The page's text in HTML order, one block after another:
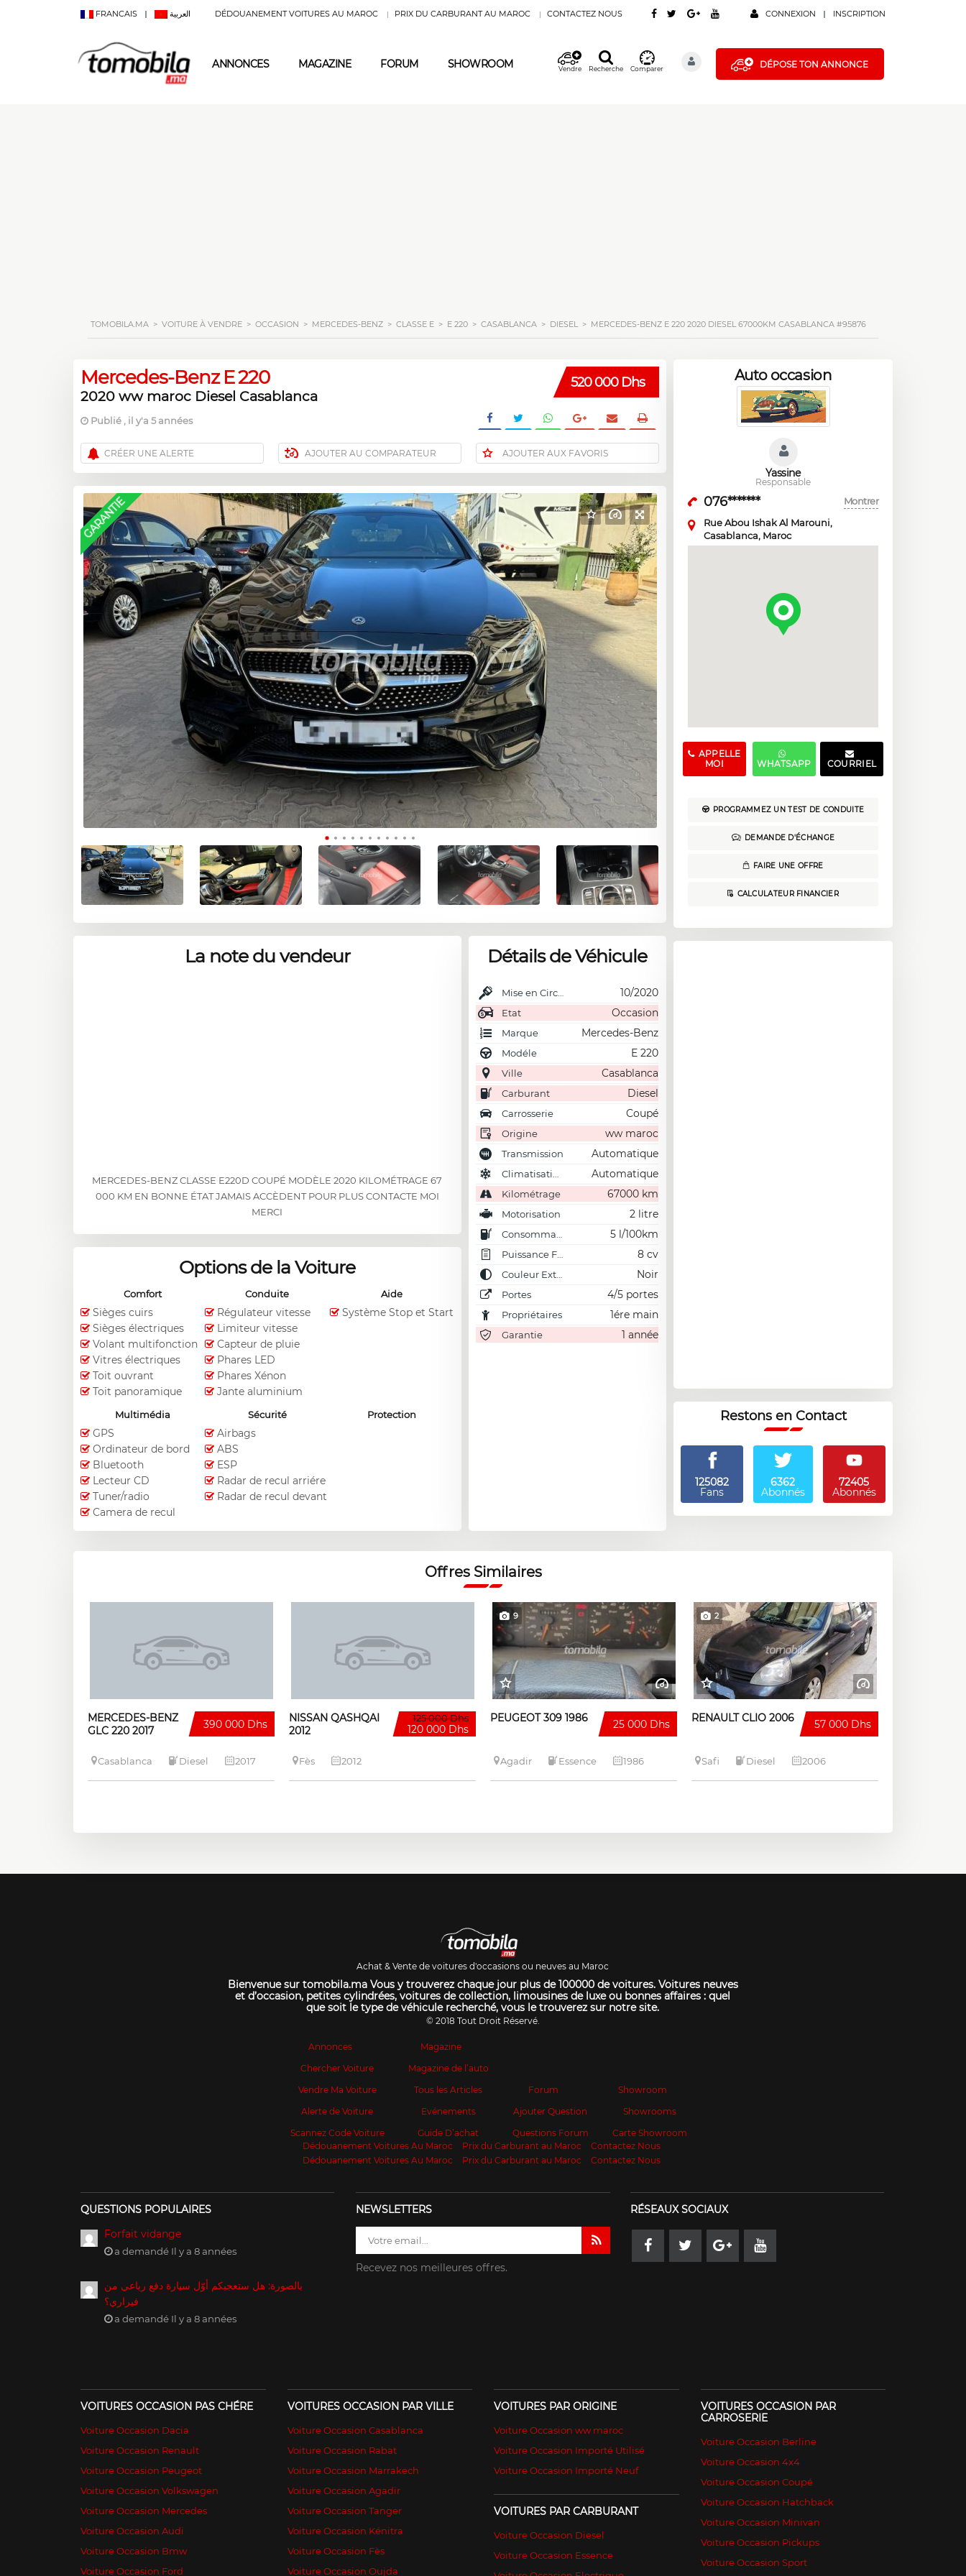
FRANCAIS العربية CONNEXION INSCRIPTION
DÉDOUANEMENT VOITURES AU MAROC PRIX DU CARBURANT AU MAROC CONTACTEZ NOUS
DÉPOSE TON ANNONCE
Comparer
Recherche
Vendre
ANNONCES MAGAZINE FORUM SHOWROOM
TOMOBILA.MA > VOITURE À VENDRE > OCCASION > MERCEDES-BENZ > CLASSE E > E 220 > CASABLANCA > DIESEL > MERCEDES-BENZ E 220 2020 DIESEL 67000KM CASABLANCA #95876
520 000 Dhs
Mercedes-Benz E 220
2020 ww maroc Diesel Casablanca
Publié , il y'a 5 années
CRÉER UNE ALERTE AJOUTER AU COMPARATEUR AJOUTER AUX FAVORIS
GARANTIE
La note du vendeur
MERCEDES-BENZ CLASSE E220D COUPÉ MODÈLE 2020 KILOMÉTRAGE 67
000 KM EN BONNE ÉTAT JAMAIS ACCÈDENT POUR PLUS CONTACTE MOI
MERCI
Options de la Voiture
Comfort
Sièges cuirs
Sièges électriques
Volant multifonction
Vitres électriques
Toit ouvrant
Toit panoramique
Conduite
Régulateur vitesse
Limiteur vitesse
Capteur de pluie
Phares LED
Phares Xénon
Jante aluminium
Aide
Système Stop et Start
Multimédia
GPS
Ordinateur de bord
Bluetooth
Lecteur CD
Tuner/radio
Camera de recul
Sécurité
Airbags
ABS
ESP
Radar de recul arriére
Radar de recul devant
Protection
Détails de Véhicule
Mise en Circulation 10/2020
Etat Occasion
Marque Mercedes-Benz
Modéle E 220
Ville Casablanca
Carburant Diesel
Carrosserie Coupé
Origine ww maroc
Transmission Automatique
Climatisation Automatique
Kilométrage 67000 km
Motorisation 2 litre
Consommation 5 l/100km
Puissance Fiscale 8 cv
Couleur Externe Noir
Portes 4/5 portes
Propriétaires 1ére main
Garantie 1 année
Auto occasion
Yassine
Responsable
076*******
Montrer
Rue Abou Ishak Al Marouni,
Casablanca, Maroc
APPELLE
MOI
COURRIEL
WHATSAPP
PROGRAMMEZ UN TEST DE CONDUITE
DEMANDE D'ÉCHANGE
FAIRE UNE OFFRE
CALCULATEUR FINANCIER
Restons en Contact
125082
Fans
6362
Abonnés
72405
Abonnés
Offres Similaires
390 000 Dhs
MERCEDES-BENZ
GLC 220 2017
Casablanca Diesel 2017
125 000 Dhs
120 000 Dhs
NISSAN QASHQAI
2012
Fès 2012
9
25 000 Dhs
PEUGEOT 309 1986
Agadir Essence 1986
2
57 000 Dhs
RENAULT CLIO 2006
Safi Diesel 2006
Achat & Vente de voitures d'occasions ou neuves au Maroc
Bienvenue sur tomobila.ma Vous y trouverez chaque jour plus de 100000 de voitures. Voitures neuves
et d’occasion, petites cylindrées, voitures de collection, limousines de luxe ou bonnes affaires : quel
que soit le type de véhicule recherché, vous le trouverez sur notre site.
© 2018 Tout Droit Réservé.
Annonces
Chercher Voiture
Vendre Ma Voiture
Alerte de Voiture
Scannez Code Voiture
Magazine
Magazine de l’auto
Tous les Articles
Evénements
Guide D’achat
Forum
Ajouter Question
Questions Forum
Showroom
Showrooms
Carte Showroom
Dédouanement Voitures Au Maroc
Prix du Carburant au Maroc
Contactez Nous
Dédouanement Voitures Au Maroc
Prix du Carburant au Maroc Contactez Nous
QUESTIONS POPULAIRES
Forfait vidange
a demandé Il y a 8 années
بالصورة: هل ستعجبكم أوّل سيارة دفع رباعي من
فيراري؟
a demandé Il y a 8 années
NEWSLETTERS
Recevez nos meilleures offres.
RÉSEAUX SOCIAUX
VOITURES OCCASION PAS CHÉRE
Voiture Occasion Dacia
Voiture Occasion Renault
Voiture Occasion Peugeot
Voiture Occasion Volkswagen
Voiture Occasion Mercedes
Voiture Occasion Audi
Voiture Occasion Bmw
Voiture Occasion Ford
VOITURES OCCASION PAR VILLE
Voiture Occasion Casablanca
Voiture Occasion Rabat
Voiture Occasion Marrakech
Voiture Occasion Agadir
Voiture Occasion Tanger
Voiture Occasion Kénitra
Voiture Occasion Fès
Voiture Occasion Oujda
VOITURES PAR ORIGINE
Voiture Occasion ww maroc
Voiture Occasion Importé Utilisé
Voiture Occasion Importé Neuf
VOITURES PAR CARBURANT
Voiture Occasion Diesel
Voiture Occasion Essence
VOITURES OCCASION PAR
CARROSERIE
Voiture Occasion Berline
Voiture Occasion 4x4
Voiture Occasion Coupé
Voiture Occasion Hatchback
Voiture Occasion Minivan
Voiture Occasion Pickups
Voiture Occasion Sport